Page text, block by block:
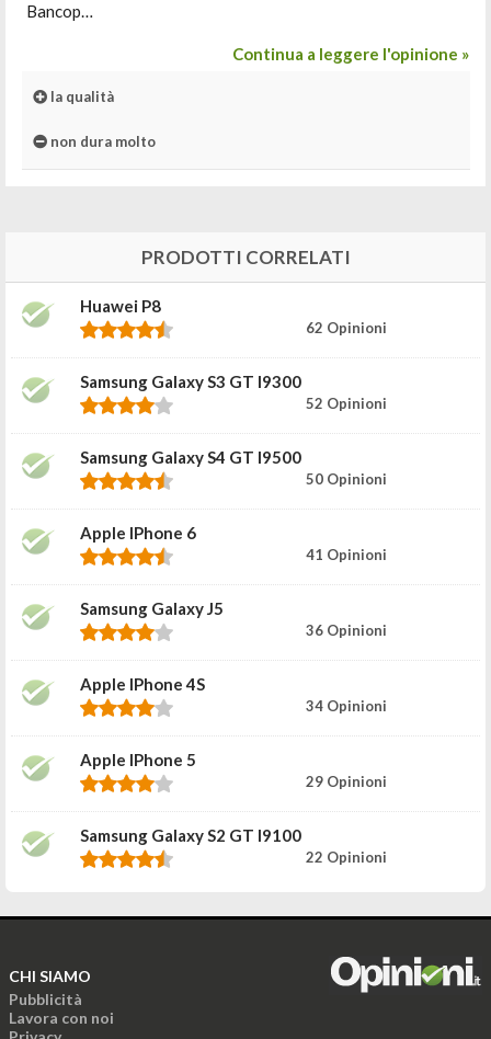
Bancop…
Continua a leggere l'opinione »
la qualità
non dura molto
PRODOTTI CORRELATI
Huawei P8
62 Opinioni
Samsung Galaxy S3 GT I9300
52 Opinioni
Samsung Galaxy S4 GT I9500
50 Opinioni
Apple IPhone 6
41 Opinioni
Samsung Galaxy J5
36 Opinioni
Apple IPhone 4S
34 Opinioni
Apple IPhone 5
29 Opinioni
Samsung Galaxy S2 GT I9100
22 Opinioni
CHI SIAMO
Pubblicità
Lavora con noi